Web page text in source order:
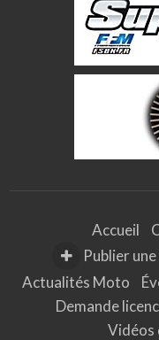
Accueil
Publier
Actualités Moto
Demande
Vidéos